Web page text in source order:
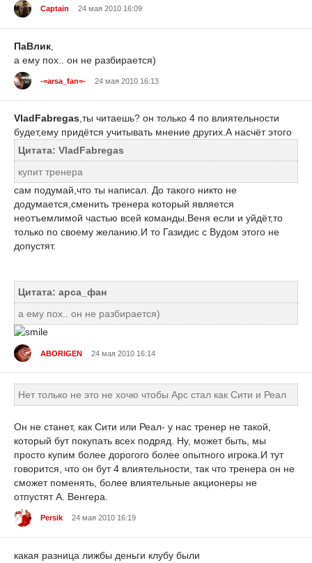
Captain 24 мая 2010 16:09
ПаВлик
а ему пох.. он не разбирается)
-=arsa_fan=- 24 мая 2010 16:13
VladFabregas,ты читаешь? он только 4 по влиятельности
будет,ему придётся учитывать мнение других.А насчёт этого
Цитата: VladFabregas
купит тренера
сам подумай,что ты написал. До такого никто не
додумается,сменить тренера который является
неотъемлимой частью всей команды.Веня если и уйдёт,то
только по своему желанию.И то Газидис с Вудом этого не
допустят.
Цитата: арса_фан
а ему пох.. он не разбирается)
ABORIGEN 24 мая 2010 16:14
Нет только не это не хочю чтобы Арс стал как Сити и Реал
Он не станет, как Сити или Реал- у нас тренер не такой,
который бут покупать всех подряд. Ну, может быть, мы
просто купим более дорогого более опытного игрока.И тут
говорится, что он бут 4 влиятельности, так что тренера он не
сможет поменять, более влиятельные акционеры не
отпустят А. Венгера.
Persik 24 мая 2010 16:19
какая разница лижбы деньги клубу были